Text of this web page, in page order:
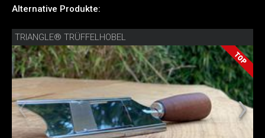
Alternative Produkte:
TRIANGLE® TRÜFFELHOBEL